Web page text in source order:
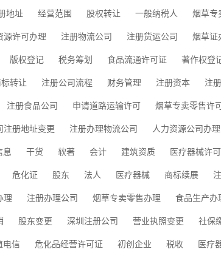
地址 经营范围 股权转让 一般纳税人 烟草专
源许可办理 注册物流公司 注册货运公司 烟草证
版权登记 税务筹划 食品流通许可证 著作权登
转让 注册公司流程 财务管理 注册资本
注
注册食品公司 申请道路运输许可 烟草专卖零售许
注册地址变更 注册办理物流公司 人力资源公司办理
息 干货 软著 会计 建筑资质 医疗器械许
危化证 股东 法人 医疗器械 商标续展
理 注册办理公司 烟草专卖零售办理 食品生产办
股东变更 深圳注册公司 营业执照变更 社保
电信 危化品经营许可证 初创企业 税收 医疗